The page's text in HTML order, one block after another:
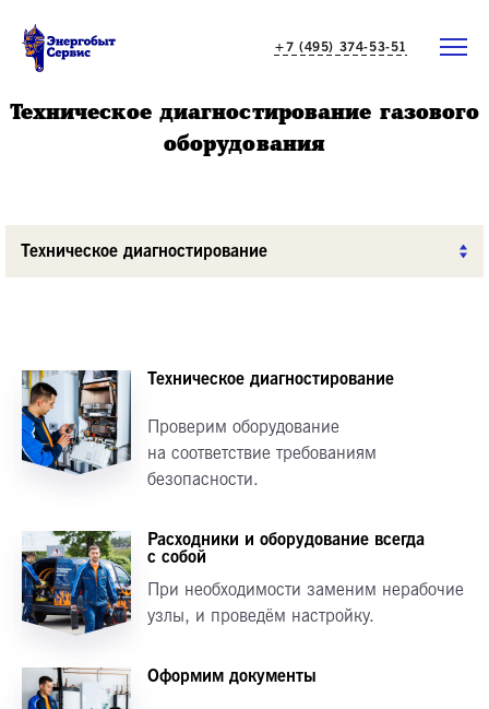
+7 (495) 374-53-51
Техническое диагностирование газового
оборудования
Техническое диагностирование
Техническое диагностирование
Проверим оборудование
на соответствие требованиям
безопасности.
Расходники и оборудование всегда
с собой
При необходимости заменим нерабочие
узлы, и проведём настройку.
Оформим документы